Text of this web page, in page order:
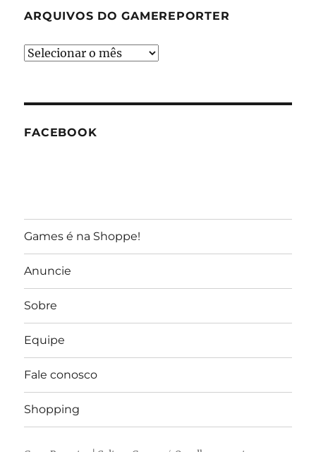
ARQUIVOS DO GAMEREPORTER
Arquivos
FACEBOOK
Games é na Shoppe!
Anuncie
Sobre
Equipe
Fale conosco
Shopping